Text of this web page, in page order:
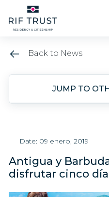
Back to News
JUMP TO
Date: 09 enero, 2019
Antigua y
disfrutar cinco